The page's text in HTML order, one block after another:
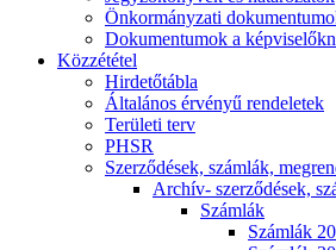
Önkormányzati
Dokumentumok a
Közzététel
Hirdetőtábla
Általános érvényű rendeletek
Területi terv
PHSR
Szerződések, számlák,
Archív- szerződések,
Számlák
Számlák